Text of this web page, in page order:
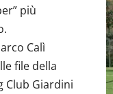
più
Calì
file della
Club Giardini